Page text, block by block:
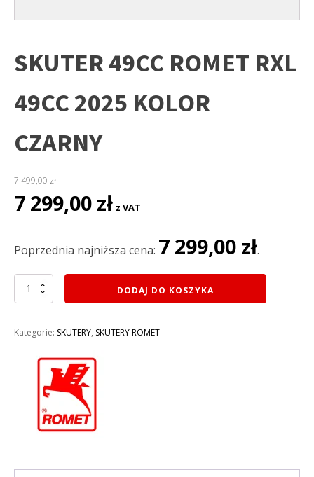
SKUTER 49CC ROMET RXL
49CC 2025 KOLOR
CZARNY
7 499,00zł
Pierwotna
cena
7
7 299,00 zł cena
7
z VAT
Poprzednia najniższa cena: 7 299,00 zł.
ilość
SKUTER
RXL
CZARNY
DODAJ DO KOSZYKA
Kategorie: SKUTERY, SKUTERY ROMET